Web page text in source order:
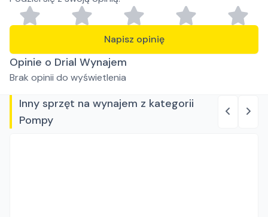
Napisz opinię
Opinie o Drial Wynajem
Brak opinii do wyświetlenia
Inny sprzęt na wynajem z kategorii
Pompy